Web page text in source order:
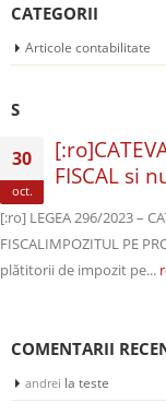
CATEGORII
Articole contabilitate
S
30
oct.
FISCAL si
[:ro] LEGEA 296/2023 –
FISCALIMPOZITUL PE
plătitorii de impozit pe...
COMENTARII
andrei la teste